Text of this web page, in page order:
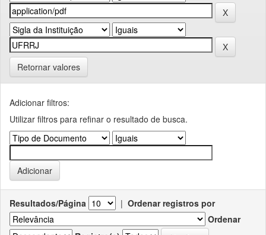
Retornar valores
Adicionar filtros:
Utilizar filtros para refinar o resultado de busca.
Resultados/Página | Ordenar registros por
Ordenar